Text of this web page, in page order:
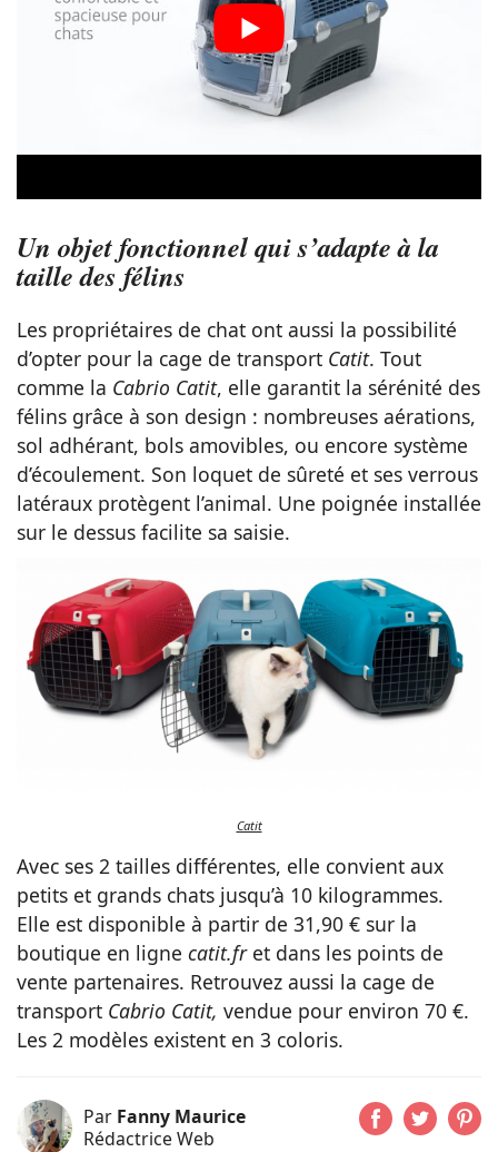
Un objet fonctionnel qui s’adapte à la
taille des félins
Les propriétaires de chat ont aussi la possibilité
d’opter pour la cage de transport Catit. Tout
comme la Cabrio Catit, elle garantit la sérénité des
félins grâce à son design : nombreuses aérations,
sol adhérant, bols amovibles, ou encore système
d’écoulement. Son loquet de sûreté et ses verrous
latéraux protègent l’animal. Une poignée installée
sur le dessus facilite sa saisie.
Catit
Avec ses 2 tailles différentes, elle convient aux
petits et grands chats jusqu’à 10 kilogrammes.
Elle est disponible à partir de 31,90 € sur la
boutique en ligne catit.fr et dans les points de
vente partenaires. Retrouvez aussi la cage de
transport Cabrio Catit, vendue pour environ 70 €.
Les 2 modèles existent en 3 coloris.
Par Fanny Maurice
Rédactrice Web